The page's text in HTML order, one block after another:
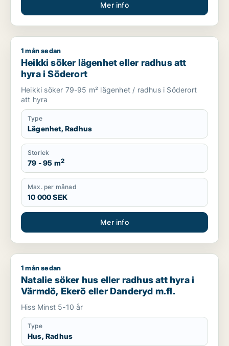
Mer info
Heikki söker lägenhet eller radhus att hyra i Söderort
1 mån sedan
Heikki söker lägenhet eller radhus att
hyra i Söderort
Heikki söker 79-95 m² lägenhet / radhus i Söderort
att hyra
Type
Lägenhet, Radhus
Storlek
79 - 95 m2
Max. per månad
10 000 SEK
Mer info
Natalie söker hus eller radhus att hyra i Värmdö, Ekerö eller
1 mån sedan
Natalie söker hus eller radhus att hyra i
Värmdö, Ekerö eller Danderyd m.fl.
Hiss Minst 5-10 år
Type
Hus, Radhus